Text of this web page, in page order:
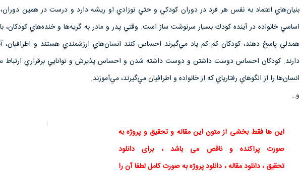
بنيان‌هاي اعتماد به نفس هر فرد در دوران كودكي و حتي نوزادي او ريشه دارد و درست در همين
اساسي خانواده در آينده كودك بسيار سرنوشت ساز است. وقتي پدر و مادر به گريه‌ها و خنده‌هاي
همدلي پاسخ دهند، كودكان كم كم ياد مي‌گيرند احساس كنند انسان‌هاي ارزشمندي هستند و اطرافيان،
دارند. كودكان احساس دوست داشتن و دوست داشته شدن و احساس پذيرش و توانايي برقراري ارتباط
انسان‌ها را از الگوهاي رفتاري‏اي كه از خانواده و اطرافيان مي‌گيرند، مي‌آموزند.
و…
این ها فقط بخشی از متون این مقاله و تحقیق و پروژه به
صورت پراکنده و ناقص می باشد ، برای
دانلود
تحقیق ،دانلود مقاله، دانلود پروژه به صورت کامل لطفا آن را